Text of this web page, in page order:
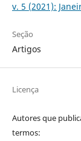
v. 5 (2021):
Seção
Artigos
Licença
Autores que
termos: